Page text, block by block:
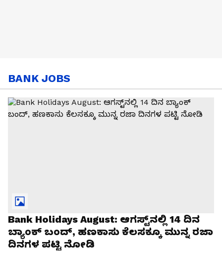
BANK JOBS
Bank Holidays August: ಆಗಸ್ಟ್‌ನಲ್ಲಿ 14 ದಿನ
ಬ್ಯಾಂಕ್‌ ಬಂದ್‌, ಹಣಕಾಸು ಕೆಲಸಕ್ಕೂ ಮುನ್ನ ರಜಾ
ದಿನಗಳ ಪಟ್ಟಿ ನೋಡಿ